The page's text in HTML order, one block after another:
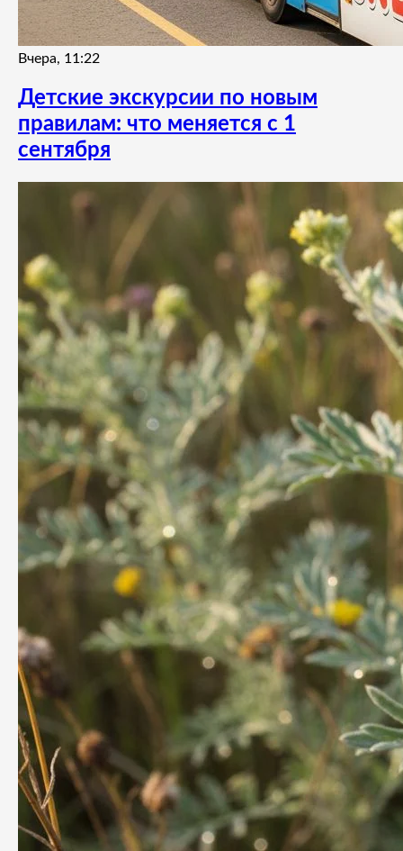
Вчера, 11:22
Детские экскурсии по новым
правилам: что меняется с 1
сентября